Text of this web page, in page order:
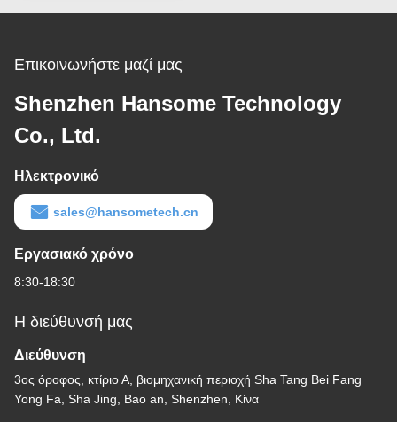
Επικοινωνήστε μαζί μας
Shenzhen Hansome Technology
Co., Ltd.
Ηλεκτρονικό
sales@hansometech.cn
Εργασιακό χρόνο
8:30-18:30
Η διεύθυνσή μας
Διεύθυνση
3ος όροφος, κτίριο Α, βιομηχανική περιοχή Sha Tang Bei Fang
Yong Fa, Sha Jing, Bao an, Shenzhen, Κίνα